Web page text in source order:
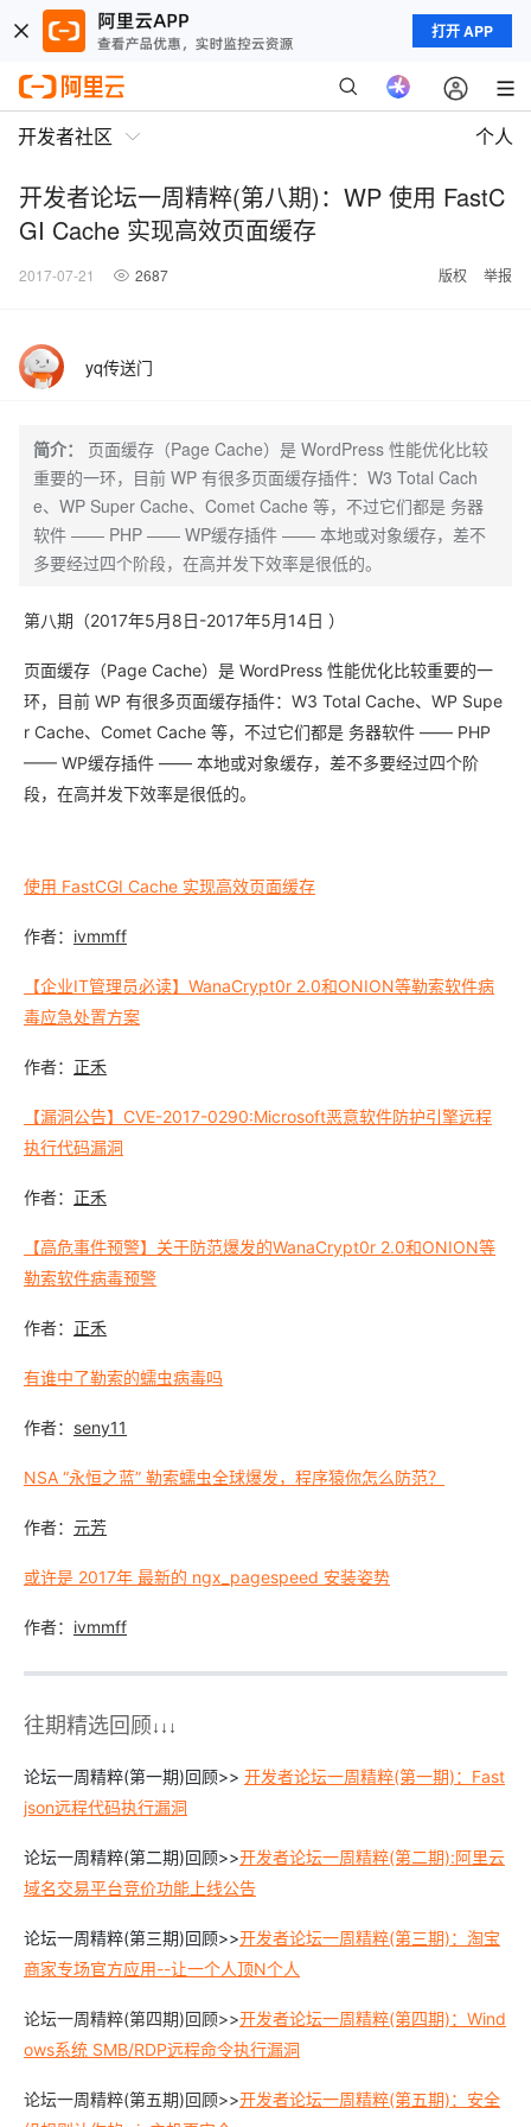
打开 APP
开发者社区 个人
开发者论坛一周精粹(第八期)：WP 使用 FastC
GI Cache 实现高效页面缓存
2017-07-21 2687 版权 举报
yq传送门
简介：
页面缓存（Page Cache）是 WordPress 性能优化比较
重要的一环，目前 WP 有很多页面缓存插件：W3 Total Cach
e、WP Super Cache、Comet Cache 等，不过它们都是 务器
软件 —— PHP —— WP缓存插件 —— 本地或对象缓存，差不
多要经过四个阶段，在高并发下效率是很低的。
第八期（2017年5月8日-2017年5月14日 ）
页面缓存（Page Cache）是 WordPress 性能优化比较重要的一
环，目前 WP 有很多页面缓存插件：W3 Total Cache、WP Supe
r Cache、Comet Cache 等，不过它们都是 务器软件 —— PHP
—— WP缓存插件 —— 本地或对象缓存，差不多要经过四个阶
段，在高并发下效率是很低的。
使用 FastCGI Cache 实现高效页面缓存
作者： ivmmff
【企业IT管理员必读】WanaCrypt0r 2.0和ONION等勒索软件病
毒应急处置方案
作者： 正禾
【漏洞公告】CVE-2017-0290:Microsoft恶意软件防护引擎远程
执行代码漏洞
作者： 正禾
【高危事件预警】关于防范爆发的WanaCrypt0r 2.0和ONION等
勒索软件病毒预警
作者： 正禾
有谁中了勒索的蠕虫病毒吗
作者： seny11
NSA “永恒之蓝” 勒索蠕虫全球爆发，程序猿你怎么防范？
作者： 元芳
或许是 2017年 最新的 ngx_pagespeed 安装姿势
作者： ivmmff
往期精选回顾↓↓↓
论坛一周精粹(第一期)回顾>> 开发者论坛一周精粹(第一期)：Fast
json远程代码执行漏洞
论坛一周精粹(第二期)回顾>>开发者论坛一周精粹(第二期):阿里云
域名交易平台竞价功能上线公告
论坛一周精粹(第三期)回顾>>开发者论坛一周精粹(第三期)：淘宝
商家专场官方应用--让一个人顶N个人
论坛一周精粹(第四期)回顾>>开发者论坛一周精粹(第四期)：Wind
ows系统 SMB/RDP远程命令执行漏洞
论坛一周精粹(第五期)回顾>>开发者论坛一周精粹(第五期)：安全